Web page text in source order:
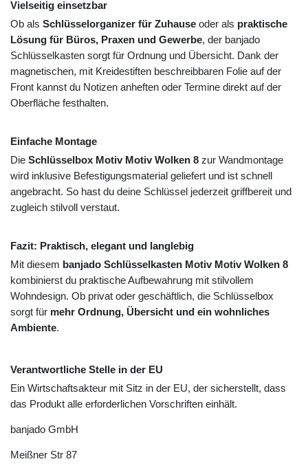
Vielseitig einsetzbar
Ob als Schlüsselorganizer für Zuhause oder als praktische
Lösung für Büros, Praxen und Gewerbe, der banjado
Schlüsselkasten sorgt für Ordnung und Übersicht. Dank der
magnetischen, mit Kreidestiften beschreibbaren Folie auf der
Front kannst du Notizen anheften oder Termine direkt auf der
Oberfläche festhalten.
Einfache Montage
Die Schlüsselbox Motiv Motiv Wolken 8 zur Wandmontage
wird inklusive Befestigungsmaterial geliefert und ist schnell
angebracht. So hast du deine Schlüssel jederzeit griffbereit und
zugleich stilvoll verstaut.
Fazit: Praktisch, elegant und langlebig
Mit diesem banjado Schlüsselkasten Motiv Motiv Wolken 8
kombinierst du praktische Aufbewahrung mit stilvollem
Wohndesign. Ob privat oder geschäftlich, die Schlüsselbox
sorgt für mehr Ordnung, Übersicht und ein wohnliches
Ambiente.
Verantwortliche Stelle in der EU
Ein Wirtschaftsakteur mit Sitz in der EU, der sicherstellt, dass
das Produkt alle erforderlichen Vorschriften einhält.
banjado GmbH
Meißner Str 87